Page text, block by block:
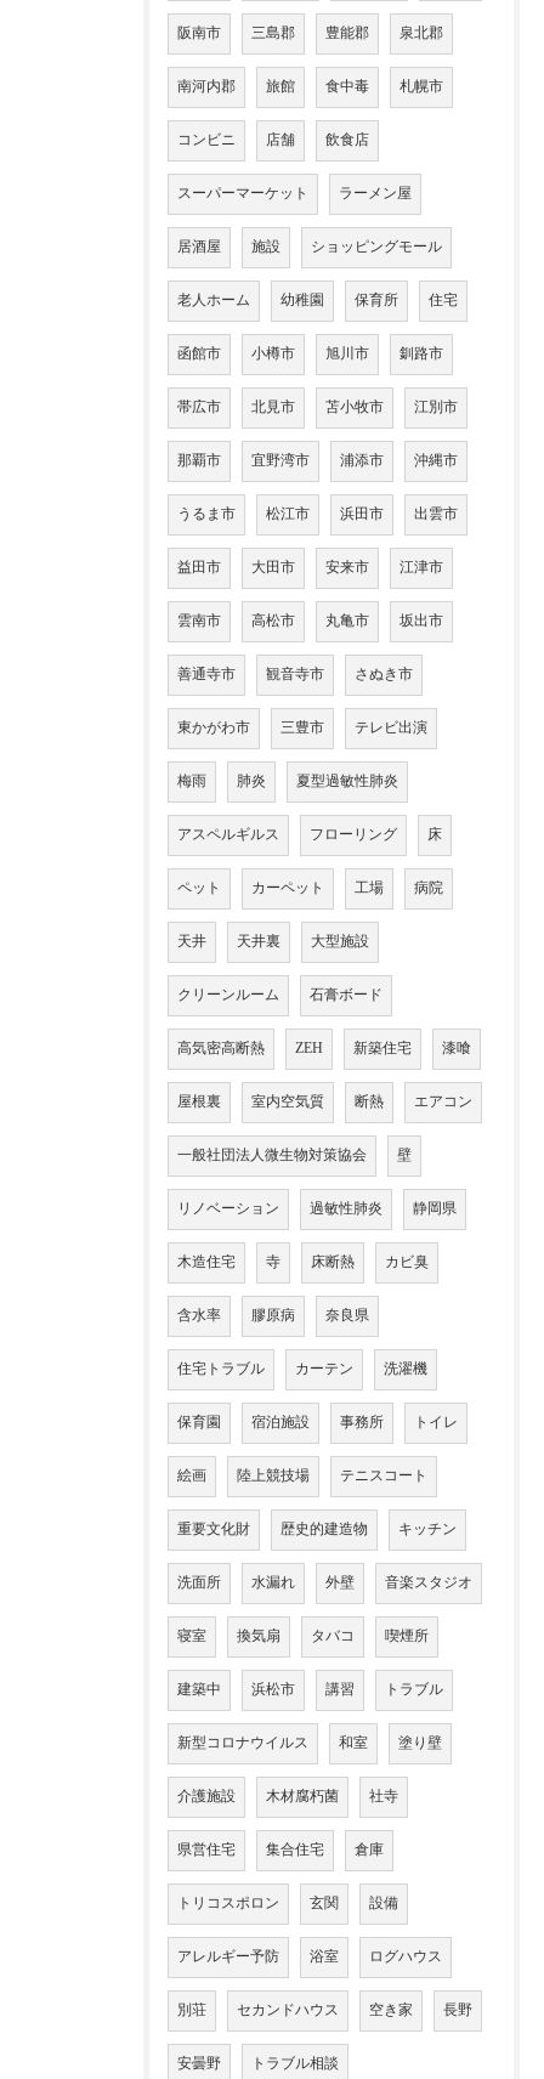
阪南市 三島郡 豊能郡 泉北郡
南河内郡 旅館 食中毒 札幌市
コンビニ 店舗 飲食店
スーパーマーケット ラーメン屋
居酒屋 施設 ショッピングモール
老人ホーム 幼稚園 保育所 住宅
函館市 小樽市 旭川市 釧路市
帯広市 北見市 苫小牧市 江別市
那覇市 宜野湾市 浦添市 沖縄市
うるま市 松江市 浜田市 出雲市
益田市 大田市 安来市 江津市
雲南市 高松市 丸亀市 坂出市
善通寺市 観音寺市 さぬき市
東かがわ市 三豊市 テレビ出演
梅雨 肺炎 夏型過敏性肺炎
アスペルギルス フローリング 床
ペット カーペット 工場 病院
天井 天井裏 大型施設
クリーンルーム 石膏ボード
高気密高断熱 ZEH 新築住宅 漆喰
屋根裏 室内空気質 断熱 エアコン
一般社団法人微生物対策協会 壁
リノベーション 過敏性肺炎 静岡県
木造住宅 寺 床断熱 カビ臭
含水率 膠原病 奈良県
住宅トラブル カーテン 洗濯機
保育園 宿泊施設 事務所 トイレ
絵画 陸上競技場 テニスコート
重要文化財 歴史的建造物 キッチン
洗面所 水漏れ 外壁 音楽スタジオ
寝室 換気扇 タバコ 喫煙所
建築中 浜松市 講習 トラブル
新型コロナウイルス 和室 塗り壁
介護施設 木材腐朽菌 社寺
県営住宅 集合住宅 倉庫
トリコスポロン 玄関 設備
アレルギー予防 浴室 ログハウス
別荘 セカンドハウス 空き家 長野
安曇野 トラブル相談